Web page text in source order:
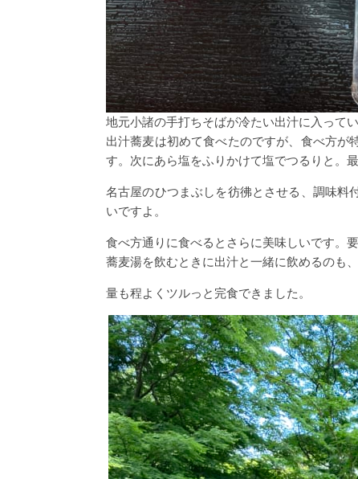
地元小諸の手打ちそばが冷たい出汁に入ってい
出汁蕎麦は初めて食べたのですが、食べ方が
す。次にあら塩をふりかけて塩でつるりと。
名古屋のひつまぶしを彷彿とさせる、調味料
いですよ。
食べ方通りに食べるとさらに美味しいです。
蕎麦湯を飲むときに出汁と一緒に飲めるのも
量も程よくツルっと完食できました。